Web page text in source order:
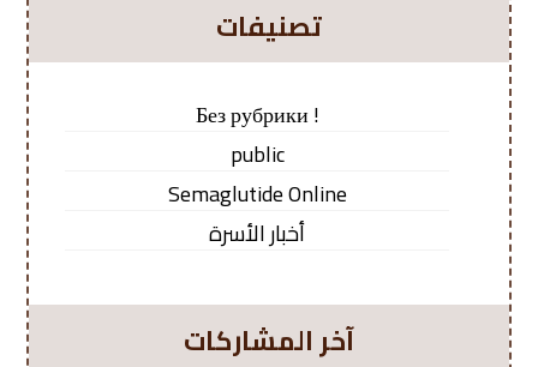
تصنيفات
! Без рубрики
public
Semaglutide Online
أخبار الأسرة
آخر المشاركات